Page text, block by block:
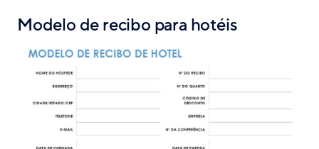
Modelo de recibo para hotéis